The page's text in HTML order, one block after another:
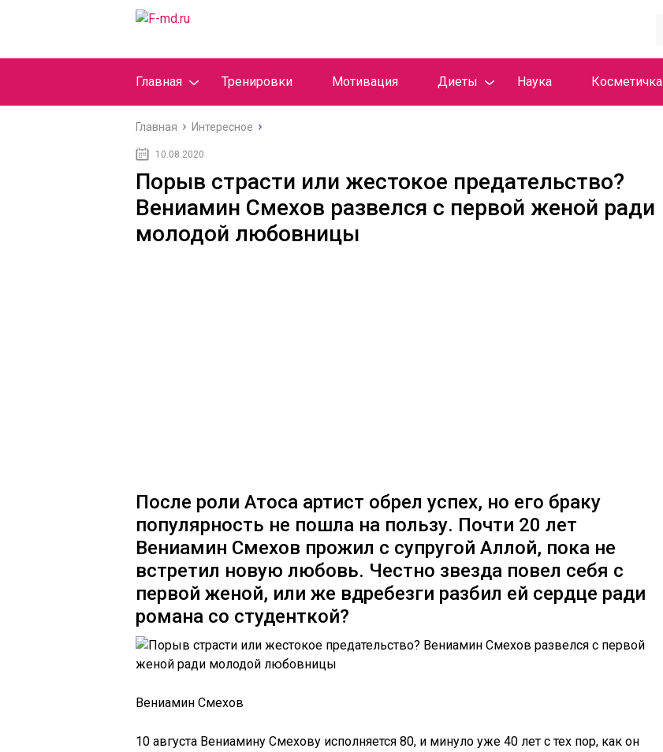
Главная Тренировки Мотивация Диеты Наука Косметичка
Главная Интересное
10.08.2020
Порыв страсти или жестокое предательство?
Вениамин Смехов развелся с первой женой ради
молодой любовницы
После роли Атоса артист обрел успех, но его браку
популярность не пошла на пользу. Почти 20 лет
Вениамин Смехов прожил с супругой Аллой, пока не
встретил новую любовь. Честно звезда повел себя с
первой женой, или же вдребезги разбил ей сердце ради
романа со студенткой?
Вениамин Смехов
10 августа Вениамину Смехову исполняется 80, и минуло уже 40 лет с тех пор, как он